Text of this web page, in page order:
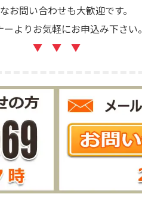
お問い合わせも大歓迎です。
よりお気軽にお申込み下さい。
▼ ▼ ▼